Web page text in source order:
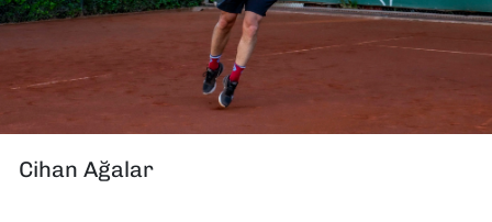
Cihan Ağalar